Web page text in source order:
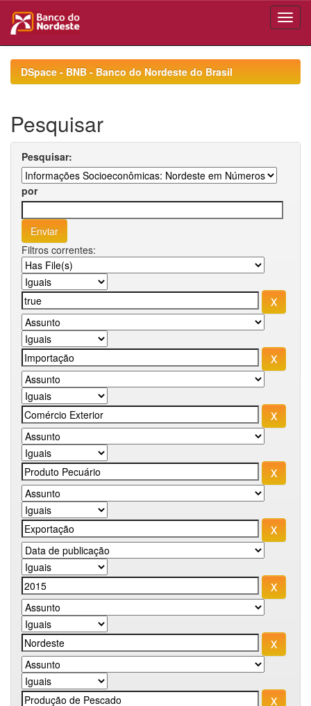
navigationDSpace - BNB - Banco do Nordeste do Brasil
Pesquisar
Pesquisar:
por
Filtros correntes: